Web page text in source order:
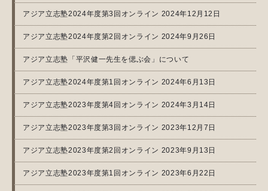
アジア立志塾2024年度第3回オンライン 2024年12月12日
アジア立志塾2024年度第2回オンライン 2024年9月26日
アジア立志塾「平沢健一先生を偲ぶ会」について
アジア立志塾2024年度第1回オンライン 2024年6月13日
アジア立志塾2023年度第4回オンライン 2024年3月14日
アジア立志塾2023年度第3回オンライン 2023年12月7日
アジア立志塾2023年度第2回オンライン 2023年9月13日
アジア立志塾2023年度第1回オンライン 2023年6月22日